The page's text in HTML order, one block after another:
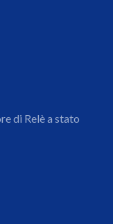
di Relè a stato